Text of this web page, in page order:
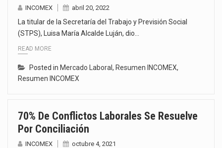
INCOMEX abril 20, 2022
La titular de la Secretaría del Trabajo y Previsión Social
(STPS), Luisa María Alcalde Luján, dio…
READ MORE
Posted in Mercado Laboral , Resumen INCOMEX,
Resumen INCOMEX
70% De Conflictos Laborales Se Resuelve
Por Conciliación
INCOMEX octubre 4, 2021